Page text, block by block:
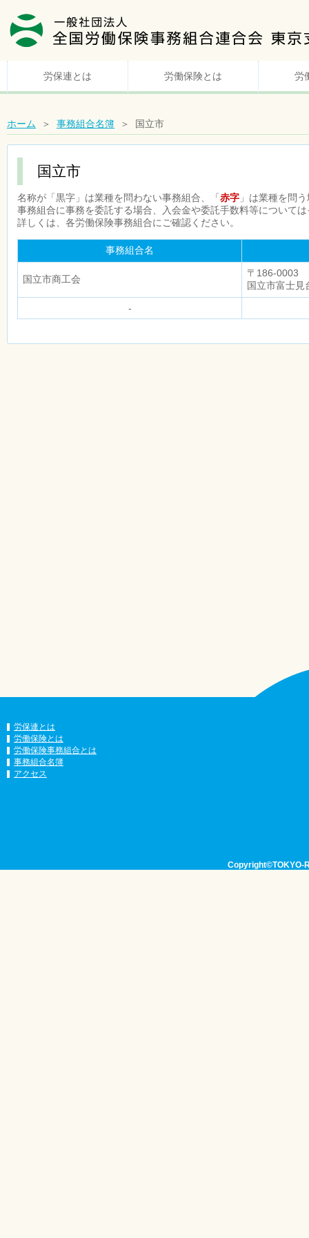
労保連とは 労働保険とは 労
ホーム ＞ 事務組合名簿 ＞ 国立市
国立市
名称が「黒字」は業種を問わない事務組合、「 赤字 」は業種を問
事務組合に事務を委託する場合、入会金や委託手数料等について
詳しくは、各労働保険事務組合にご確認ください。
事務組合名
国立市商工会
〒186-0003
国立市富士見
-
労保連とは
労働保険とは
労働保険事務組合とは
事務組合名簿
アクセス
Copyright©TOKYO-